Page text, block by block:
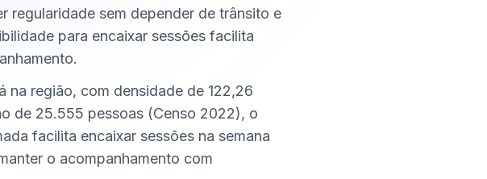
regularidade sem depender de trânsito e
para encaixar sessões facilita
na região, com densidade de 122,26
de 25.555 pessoas (Censo 2022), o
facilita encaixar sessões na semana
o acompanhamento com